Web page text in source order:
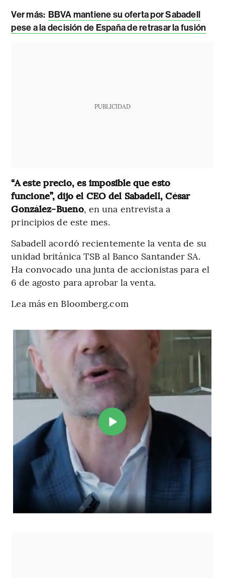
Ver más: BBVA mantiene su oferta por Sabadell
pese a la decisión de España de retrasar la fusión
PUBLICIDAD
“A este precio, es imposible que esto
funcione”, dijo el CEO del Sabadell, César
González-Bueno, en una entrevista a
principios de este mes.
Sabadell acordó recientemente la venta de su
unidad británica TSB al Banco Santander SA.
Ha convocado una junta de accionistas para el
6 de agosto para aprobar la venta.
Lea más en Bloomberg.com